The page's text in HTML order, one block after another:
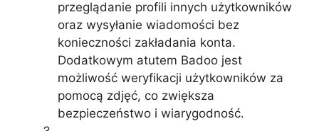
przeglądanie profili innych użytkowników
oraz wysyłanie wiadomości bez
konieczności zakładania konta.
Dodatkowym atutem Badoo jest
możliwość weryfikacji użytkowników za
pomocą zdjęć, co zwiększa
bezpieczeństwo i wiarygodność.